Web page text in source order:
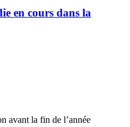
en cours dans la
avant la fin de l’année